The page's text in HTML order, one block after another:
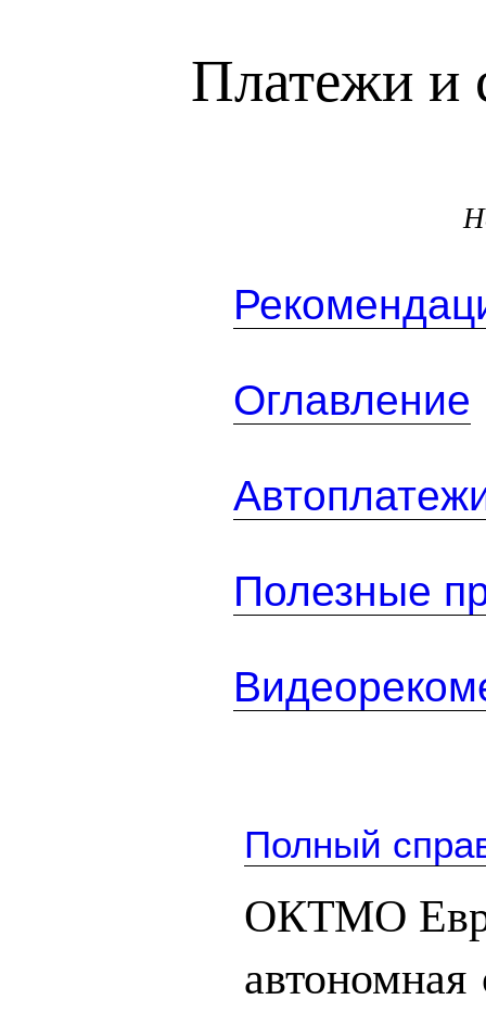
Платежи и
Оглавление
Полезные
Полный
ОКТМО
автономная